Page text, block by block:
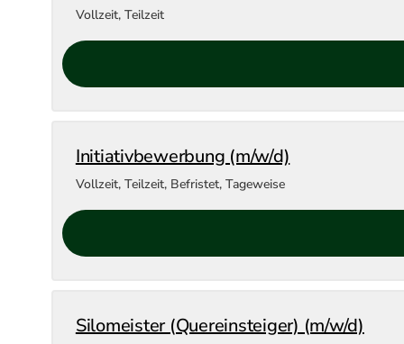
Vollzeit, Teilzeit
Initiativbewerbung (m/w/d)
Vollzeit, Teilzeit, Befristet, Tageweise
Silomeister (Quereinsteiger) (m/w/d)